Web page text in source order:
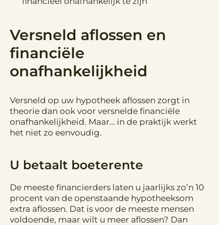
Versneld aflossen en
financiële
onafhankelijkheid
Versneld op uw hypotheek aflossen zorgt in
theorie dan ook voor versnelde financiële
onafhankelijkheid. Maar… in de praktijk werkt
het niet zo eenvoudig.
U betaalt boeterente
De meeste financierders laten u jaarlijks zo’n 10
procent van de openstaande hypotheeksom
extra aflossen. Dat is voor de meeste mensen
voldoende, maar wilt u meer aflossen? Dan